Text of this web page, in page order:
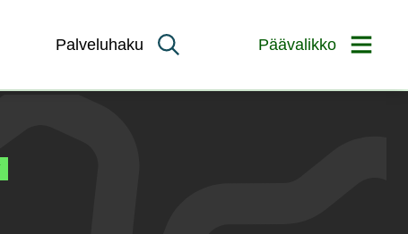
Palveluhaku Päävalikko